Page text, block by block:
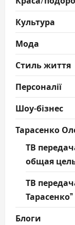
Культура
Мода
Стиль життя
Персоналії
Шоу-бізнес
Тарасенко
ТВ
общая
ТВ
Тарасенко”
Блоги